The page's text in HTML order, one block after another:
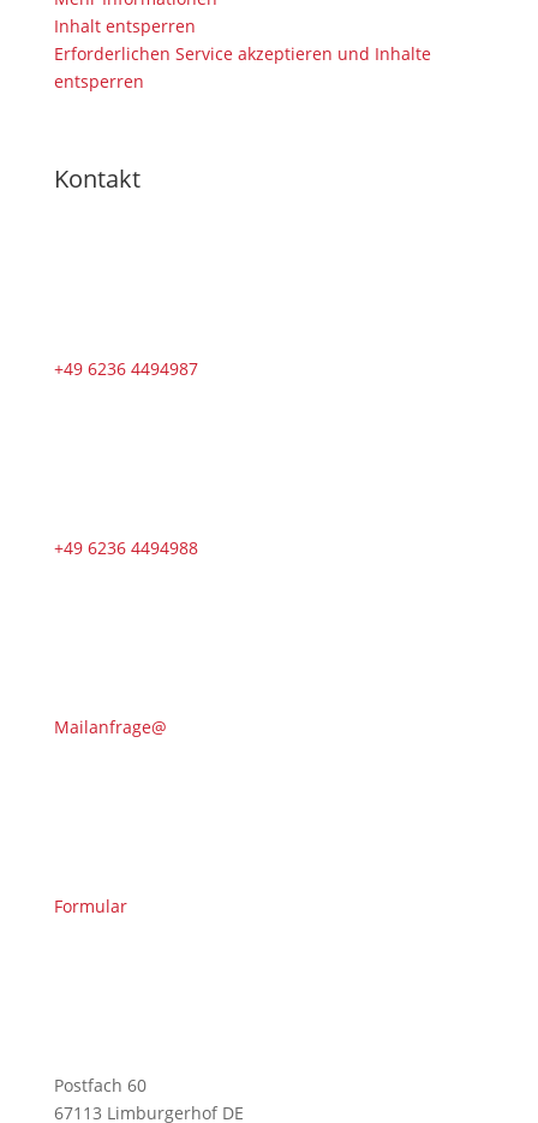
Inhalt entsperren
Erforderlichen Service akzeptieren und Inhalte
entsperren
Kontakt
+49 6236 4494987
+49 6236 4494988
Mailanfrage@
Formular
Postfach 60
67113 Limburgerhof DE